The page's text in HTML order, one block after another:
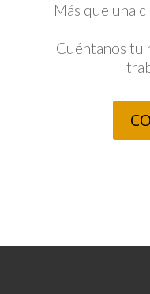
Más que una
Cuéntanos tu